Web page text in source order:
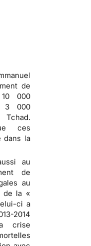
de
000
3 000
ces
dans la
au
de
au
de la «
ci a
2014
crise